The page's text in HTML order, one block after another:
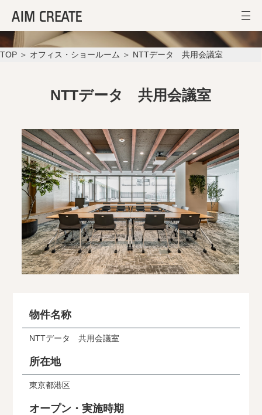
NTTデータ 共用会議室
TOP ＞ オフィス・ショールーム ＞ NTTデータ 共用会議室
NTTデータ 共用会議室
物件名称
NTTデータ 共用会議室
所在地
東京都港区
オープン・実施時期